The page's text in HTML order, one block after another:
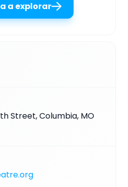
a explorar
Street, Columbia, MO